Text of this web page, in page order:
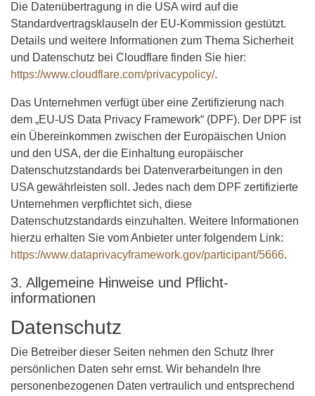
Die Datenübertragung in die USA wird auf die
Standardvertragsklauseln der EU-Kommission gestützt.
Details und weitere Informationen zum Thema Sicherheit
und Datenschutz bei Cloudflare finden Sie hier:
https://www.cloudflare.com/privacypolicy/.
Das Unternehmen verfügt über eine Zertifizierung nach
dem „EU-US Data Privacy Framework“ (DPF). Der DPF ist
ein Übereinkommen zwischen der Europäischen Union
und den USA, der die Einhaltung europäischer
Datenschutzstandards bei Datenverarbeitungen in den
USA gewährleisten soll. Jedes nach dem DPF zertifizierte
Unternehmen verpflichtet sich, diese
Datenschutzstandards einzuhalten. Weitere Informationen
hierzu erhalten Sie vom Anbieter unter folgendem Link:
https://www.dataprivacyframework.gov/participant/5666.
3. Allgemeine Hinweise und Pflicht­
informationen
Datenschutz
Die Betreiber dieser Seiten nehmen den Schutz Ihrer
persönlichen Daten sehr ernst. Wir behandeln Ihre
personenbezogenen Daten vertraulich und entsprechend